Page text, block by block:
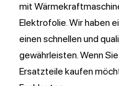
mit
Elektrofolie. Wir haben
einen schnellen und
gewährleisten. Wenn
Ersatzteile kaufen